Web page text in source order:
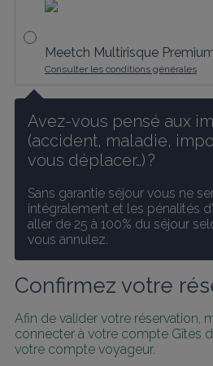
Meetch Multirisque
Consulter les conditions générales
Avez-vous pensé aux
(accident, maladie,
vous déplacer…) ?
Sans garantie séjour vous ne
intégralement et les pénalités
aller de 25 à 100% du séjour
vous annulez.
Confirmez votre
Afin de valider votre réservation,
connecter à votre compte Gîtes
votre compte voyageur.